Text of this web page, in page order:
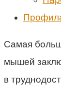
Самая
мышей
в